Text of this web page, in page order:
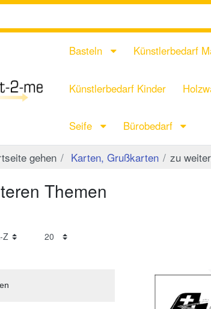
Basteln Künstlerbedarf
Künstlerbedarf Kinder
Seife Bürobedarf
gehen Karten, Grußkarten zu
Themen